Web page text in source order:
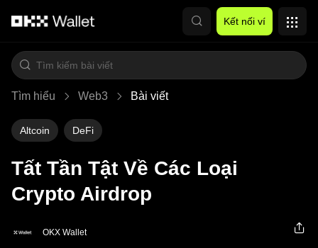
Kết nối ví
Tìm hiểu Web3 Bài viết
Altcoin DeFi
Tất Tần Tật Về Các Loại
Crypto Airdrop
OKX Wallet